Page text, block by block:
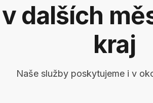
dalších
kraj
Naše služby poskytujeme i v